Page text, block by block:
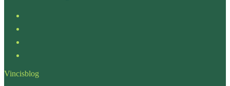
Vincisblog